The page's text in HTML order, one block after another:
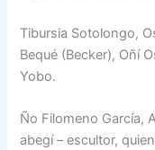
Tibursia Sotolongo,
Bequé (Becker), Oñí
Yobo.
Ño Filomeno García,
abegí – escultor,